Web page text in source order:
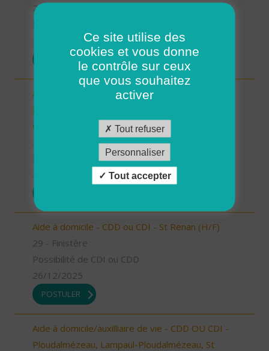
29 - Finistère
POSTULER
Auxiliaire de vie/aide à domicile - Locmaria-
Plouzané /Plougonvelin/Le Conquet/Trébabu -
CDD ou CDI (H/F)
Possibilité de CDI ou CDD
Aide à domicile - CDD ou CDI - St Renan (H/F)
29 - Finistère
Possibilité de CDI ou CDD
26/12/2025
POSTULER
Aide à domicile/auxilliaire de vie - CDD OU CDI -
Ploudalmézeau, Lampaul-Ploudalmézeau, St
Ce site utilise des
cookies et vous donne
le contrôle sur ceux
que vous souhaitez
activer
Tout refuser
Personnaliser
Tout accepter